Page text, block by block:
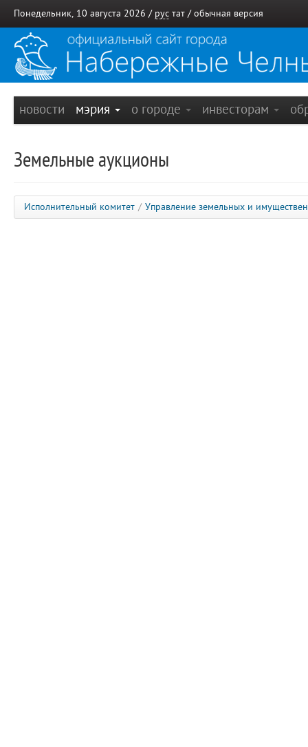
Понедельник, 10 августа 2026 / рус тат / обычная версия
новости мэрия о городе инвесторам
Земельные аукционы
Исполнительный комитет / Управление земельных и